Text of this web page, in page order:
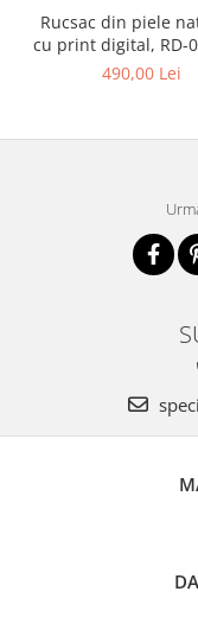
Rucsac din piele
cu print digital, RD-
13, Negru
490,00 Lei